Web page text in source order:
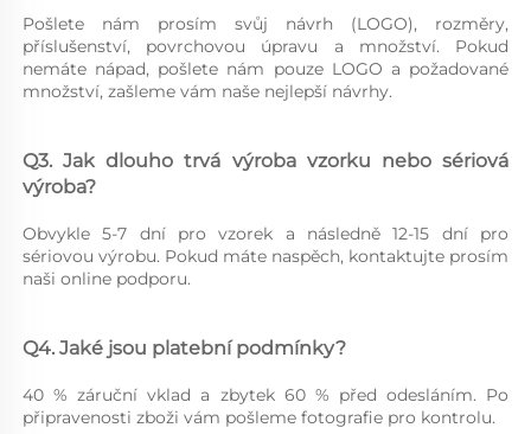
Pošlete nám prosím svůj návrh (LOGO), rozměry,
příslušenství, povrchovou úpravu a množství. Pokud
nemáte nápad, pošlete nám pouze LOGO a požadované
množství, zašleme vám naše nejlepší návrhy.
Q3. Jak dlouho trvá výroba vzorku nebo sériová
výroba?
Obvykle 5-7 dní pro vzorek a následně 12-15 dní pro
sériovou výrobu. Pokud máte naspěch, kontaktujte prosím
naši online podporu.
Q4. Jaké jsou platební podmínky?
40 % záruční vklad a zbytek 60 % před odesláním. Po
připravenosti zboži vám pošleme fotografie pro kontrolu.